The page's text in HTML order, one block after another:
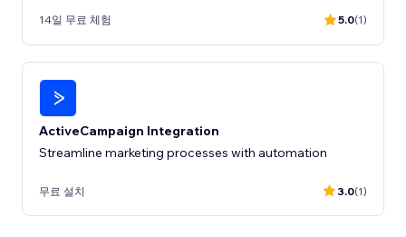
14일 무료 체험 5.0(1)
ActiveCampaign Integration
Streamline marketing processes with automation
무료 설치 3.0(1)